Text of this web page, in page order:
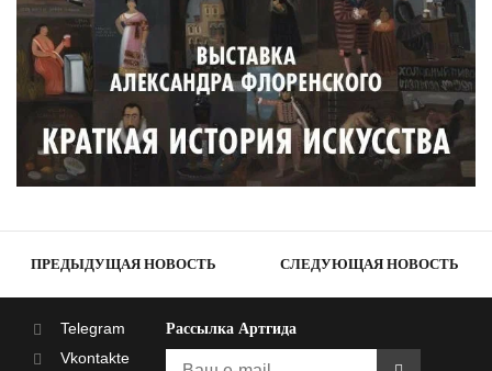
ПРЕДЫДУЩАЯ НОВОСТЬ СЛЕДУЮЩАЯ НОВОСТЬ
Telegram
Vkontakte
Рассылка Артгида